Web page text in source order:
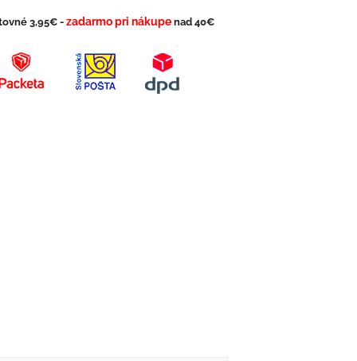
3,95€ - zadarmo pri nákupe nad 40€